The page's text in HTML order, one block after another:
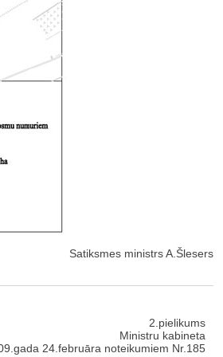
Satiksmes ministrs A.Šlesers
2.pielikums
Ministru kabineta
24.februāra noteikumiem Nr.185